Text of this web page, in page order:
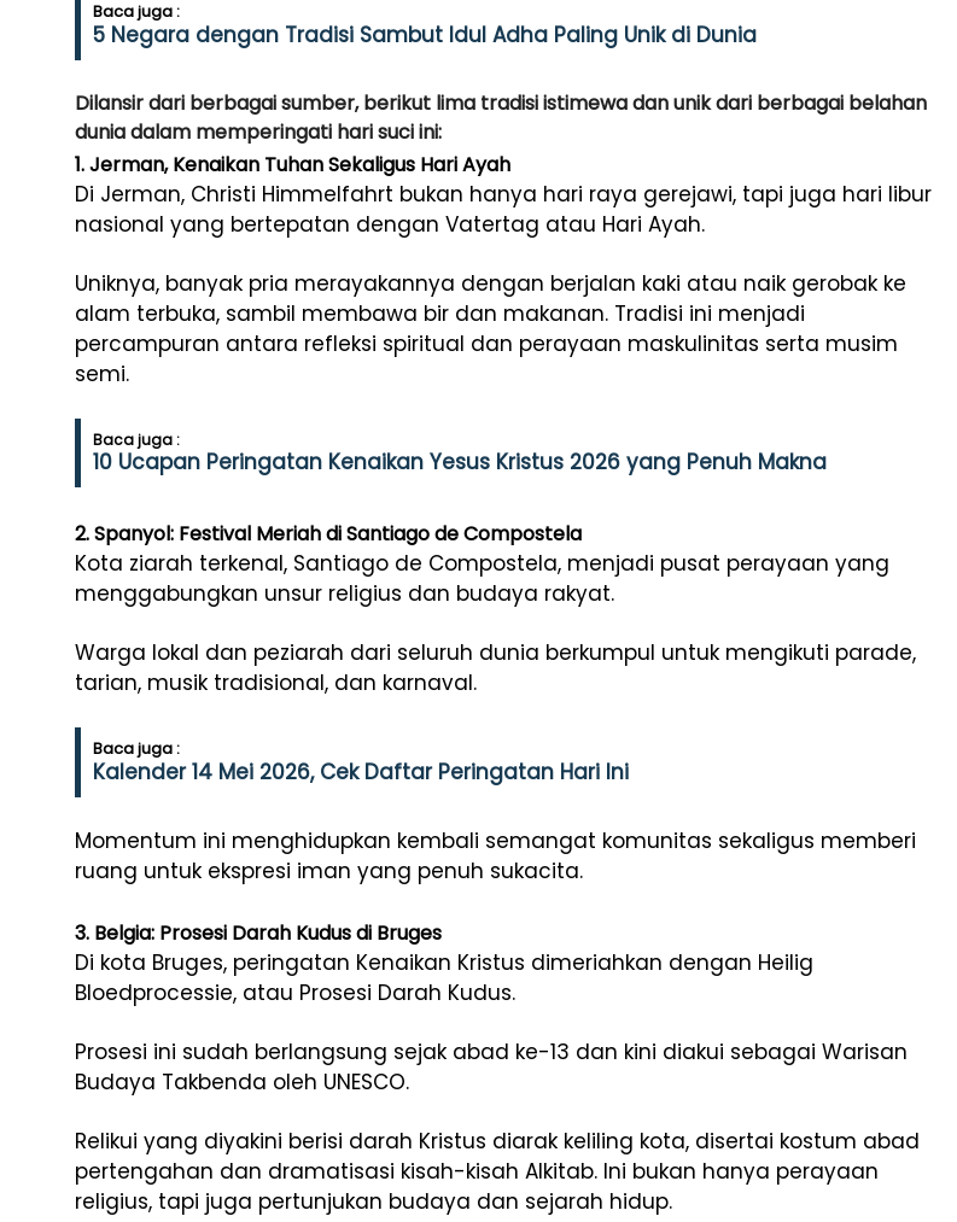
Baca juga :
5 Negara dengan Tradisi Sambut Idul Adha Paling Unik di Dunia
Dilansir dari berbagai sumber, berikut lima tradisi istimewa dan unik dari berbagai belahan
dunia dalam memperingati hari suci ini:
1. Jerman, Kenaikan Tuhan Sekaligus Hari Ayah
Di Jerman, Christi Himmelfahrt bukan hanya hari raya gerejawi, tapi juga hari libur
nasional yang bertepatan dengan Vatertag atau Hari Ayah.
Uniknya, banyak pria merayakannya dengan berjalan kaki atau naik gerobak ke
alam terbuka, sambil membawa bir dan makanan. Tradisi ini menjadi
percampuran antara refleksi spiritual dan perayaan maskulinitas serta musim
semi.
Baca juga :
10 Ucapan Peringatan Kenaikan Yesus Kristus 2026 yang Penuh Makna
2. Spanyol: Festival Meriah di Santiago de Compostela
Kota ziarah terkenal, Santiago de Compostela, menjadi pusat perayaan yang
menggabungkan unsur religius dan budaya rakyat.
Warga lokal dan peziarah dari seluruh dunia berkumpul untuk mengikuti parade,
tarian, musik tradisional, dan karnaval.
Baca juga :
Kalender 14 Mei 2026, Cek Daftar Peringatan Hari Ini
Momentum ini menghidupkan kembali semangat komunitas sekaligus memberi
ruang untuk ekspresi iman yang penuh sukacita.
3. Belgia: Prosesi Darah Kudus di Bruges
Di kota Bruges, peringatan Kenaikan Kristus dimeriahkan dengan Heilig
Bloedprocessie, atau Prosesi Darah Kudus.
Prosesi ini sudah berlangsung sejak abad ke-13 dan kini diakui sebagai Warisan
Budaya Takbenda oleh UNESCO.
Relikui yang diyakini berisi darah Kristus diarak keliling kota, disertai kostum abad
pertengahan dan dramatisasi kisah-kisah Alkitab. Ini bukan hanya perayaan
religius, tapi juga pertunjukan budaya dan sejarah hidup.